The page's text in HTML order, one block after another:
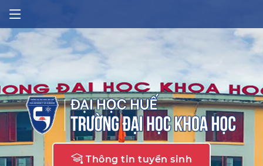
Thông tin tuyển sinh